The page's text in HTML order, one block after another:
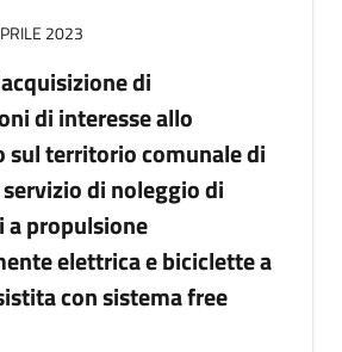
2023
di
di interesse allo
sul territorio comunale di
di noleggio di
propulsione
elettrica e biciclette a
con sistema free